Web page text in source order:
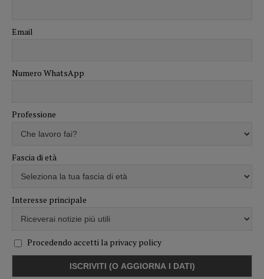
Email
Numero WhatsApp
Professione
Fascia di età
Interesse principale
Procedendo accetti la privacy policy